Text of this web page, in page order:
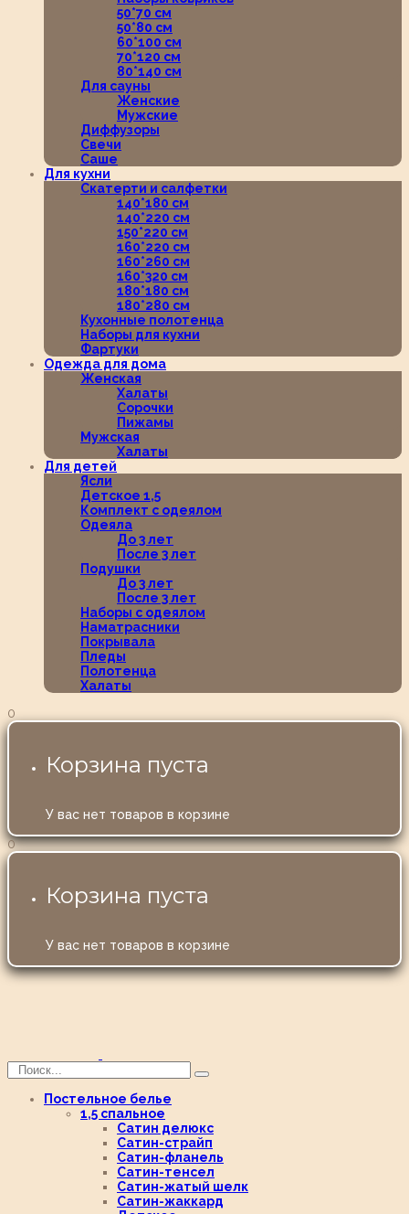
50*70 см
50*80 см
60*100 см
70*120 см
80*140 см
Для сауны
Женские
Мужские
Диффузоры
Свечи
Саше
Для кухни
Скатерти и салфетки
140*180 см
140*220 см
150*220 см
160*220 см
160*260 см
160*320 см
180*180 см
180*280 см
Кухонные полотенца
Наборы для кухни
Фартуки
Одежда для дома
Женская
Халаты
Сорочки
Пижамы
Мужская
Халаты
Для детей
Ясли
Детское 1,5
Комплект с одеялом
Одеяла
До 3 лет
После 3 лет
Подушки
До 3 лет
После 3 лет
Наборы с одеялом
Наматрасники
Покрывала
Пледы
Полотенца
Халаты
0
Корзина пуста
У вас нет товаров в корзине
0
Корзина пуста
У вас нет товаров в корзине
Постельное белье
1,5 спальное
Сатин делюкс
Сатин-страйп
Сатин-фланель
Сатин-тенсел
Сатин-жатый шелк
Сатин-жаккард